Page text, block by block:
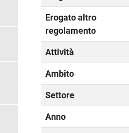
Erogato altro
regolamento
Attività
Ambito
Settore
Anno